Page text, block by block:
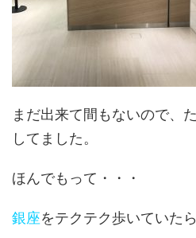
まだ出来て間もないので、
してました。
ほんでもって・・・
銀座をテクテク歩いていた